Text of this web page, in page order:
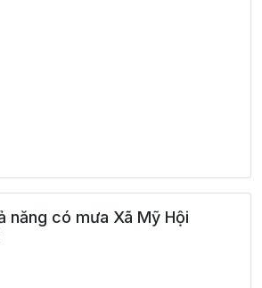
năng có mưa Xã Mỹ Hội